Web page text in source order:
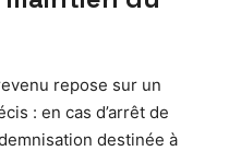
repose sur un
: en cas d’arrêt de
destinée à